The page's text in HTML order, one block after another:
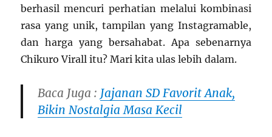
berhasil mencuri perhatian melalui kombinasi
rasa yang unik, tampilan yang Instagramable,
dan harga yang bersahabat. Apa sebenarnya
Chikuro Virall itu? Mari kita ulas lebih dalam.
Baca Juga : Jajanan SD Favorit Anak,
Bikin Nostalgia Masa Kecil